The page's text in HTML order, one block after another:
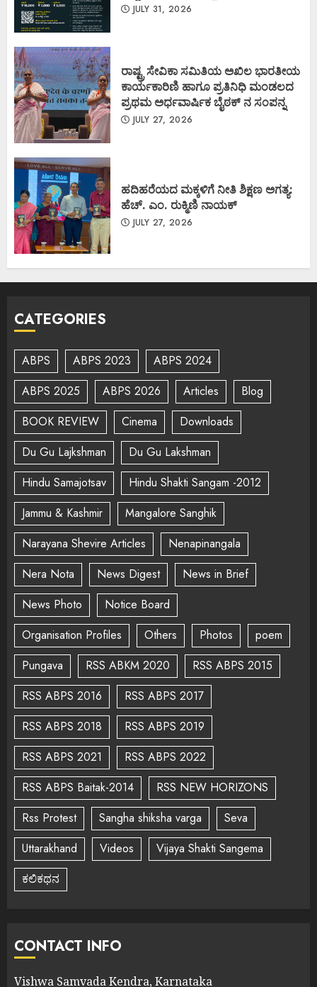
JULY 31, 2026
ರಾಷ್ಟ್ರ ಸೇವಿಕಾ ಸಮಿತಿಯ ಅಖಿಲ ಭಾರತೀಯ
ಕಾರ್ಯಕಾರಿಣಿ ಹಾಗೂ ಪ್ರತಿನಿಧಿ ಮಂಡಲದ
ಪ್ರಥಮ ಅರ್ಧವಾರ್ಷಿಕ ಬೈಠಕ್ ನ ಸಂಪನ್ನ
JULY 27, 2026
ಹದಿಹರೆಯದ ಮಕ್ಕಳಿಗೆ ನೀತಿ ಶಿಕ್ಷಣ ಅಗತ್ಯ:
ಹೆಚ್. ಎಂ. ರುಕ್ಮಿಣಿ ನಾಯಕ್
JULY 27, 2026
CATEGORIES
ABPS ABPS 2023
ABPS 2024
ABPS 2025
ABPS 2026 Articles
Blog
BOOK REVIEW
Cinema
Downloads
Du Gu Lajkshman
Du Gu Lakshman
Hindu Samajotsav
Hindu Shakti Sangam -2012
Jammu & Kashmir
Mangalore Sanghik
Narayana Shevire Articles
Nenapinangala
Nera Nota
News Digest
News in Brief
News Photo
Notice Board
Organisation Profiles
Others Photos
poem
Pungava
RSS ABKM 2020
RSS ABPS 2015
RSS ABPS 2016
RSS ABPS 2017
RSS ABPS 2018
RSS ABPS 2019
RSS ABPS 2021
RSS ABPS 2022
RSS ABPS Baitak-2014
RSS NEW HORIZONS
Rss Protest
Sangha shiksha varga
Seva
Uttarakhand
Videos
Vijaya Shakti Sangema
ಕಲಿಕಥನ
CONTACT INFO
Vishwa Samvada Kendra, Karnataka